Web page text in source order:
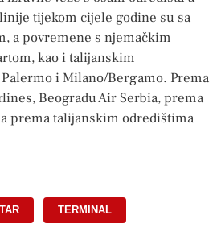
tijekom cijele godine su sa
a povremene s njemačkim
kao i talijanskim
i Milano/Bergamo. Prema
Beogradu Air Serbia, prema
prema talijanskim odredištima
TERMINAL